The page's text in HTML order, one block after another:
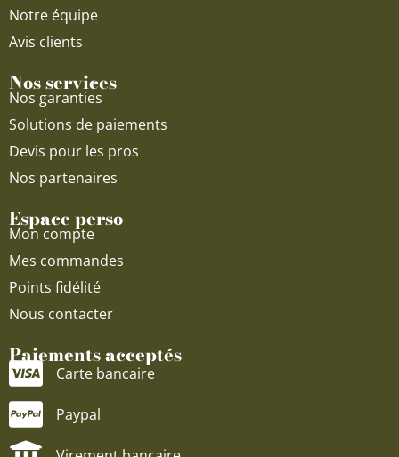
Notre équipe
Avis clients
Nos services
Nos garanties
Solutions de paiements
Devis pour les pros
Nos partenaires
Espace perso
Mon compte
Mes commandes
Points fidélité
Nous contacter
Paiements acceptés
Carte bancaire
Paypal